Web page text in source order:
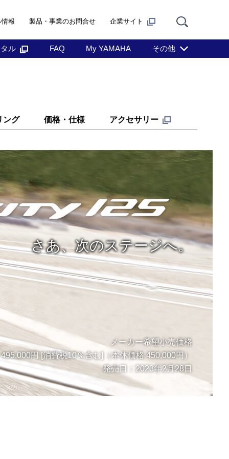
報 製品・事業のお問合せ 企業サイト
ル FAQ My YAMAHA その他
ング 価格・仕様 アクセサリー
さあ、次のステージへ。
メーカー希望小売価格
495,000円 [消費税10％含む]（本体価格 450,000円）
発売日：2023年2月28日